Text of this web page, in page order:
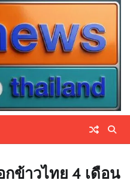
ข้าวไทย 4 เดือน